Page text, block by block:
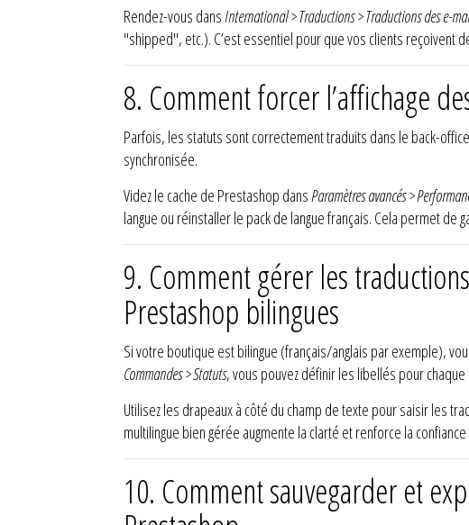
Rendez-vous dansInternational > Traductions > Traductions des e-
"shipped", etc.). C’est essentiel pour que vos clients reçoivent
8. Comment forcer l’affichage
Parfois, les statuts sont correctement traduits dans le back-
synchronisée.
Videz le cache de Prestashop dansParamètres avancés >
langue ou réinstaller le pack de langue français. Cela permet
9. Comment gérer les
Prestashop bilingues
Si votre boutique est bilingue (français/anglais par exemple),
Commandes > Statuts, vous pouvez définir les libellés pour chaque
Utilisez les drapeaux à côté du champ de texte pour saisir les
multilingue bien gérée augmente la clarté et renforce la
10. Comment sauvegarder et